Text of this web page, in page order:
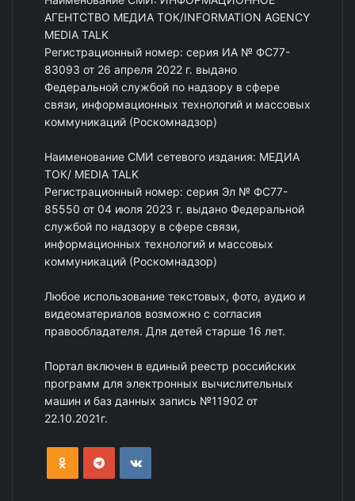
АГЕНТСТВО МЕДИА ТОК/INFORMATION AGENCY
MEDIA TALK
Регистрационный номер: серия ИА № ФС77-
83093 от 26 апреля 2022 г. выдано
Федеральной службой по надзору в сфере
связи, информационных технологий и массовых
коммуникаций (Роскомнадзор)
Наименование СМИ сетевого издания: МЕДИА
ТОК/ MEDIA TALK
Регистрационный номер: серия Эл № ФС77-
85550 от 04 июля 2023 г. выдано Федеральной
службой по надзору в сфере связи,
информационных технологий и массовых
коммуникаций (Роскомнадзор)
Любое использование текстовых, фото, аудио и
видеоматериалов возможно с согласия
правообладателя. Для детей старше 16 лет.
Портал включен в единый реестр российских
программ для электронных вычислительных
машин и баз данных запись №11902 от
22.10.2021г.